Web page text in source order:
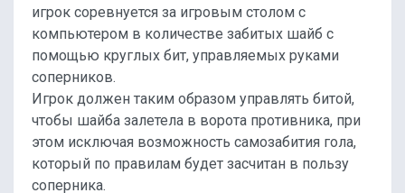
игрок соревнуется за игровым столом с
компьютером в количестве забитых шайб с
помощью круглых бит, управляемых руками
соперников.
Игрок должен таким образом управлять битой,
чтобы шайба залетела в ворота противника, при
этом исключая возможность самозабития гола,
который по правилам будет засчитан в пользу
соперника.